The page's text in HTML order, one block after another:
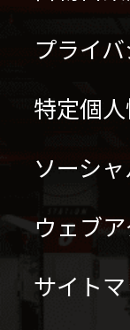
プライ
特定個
ソーシ
ウェブ
サイト